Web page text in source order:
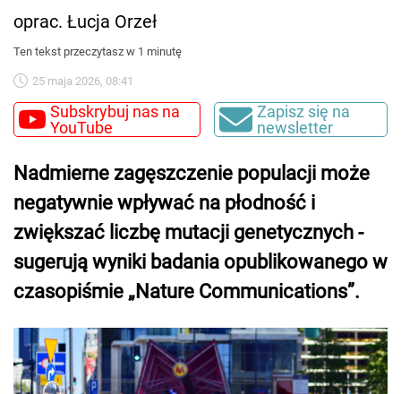
oprac. Łucja Orzeł
Ten tekst przeczytasz w 1 minutę
25 maja 2026, 08:41
Subskrybuj nas na
YouTube
Zapisz się na
newsletter
Nadmierne zagęszczenie populacji może
negatywnie wpływać na płodność i
zwiększać liczbę mutacji genetycznych -
sugerują wyniki badania opublikowanego w
czasopiśmie „Nature Communications”.